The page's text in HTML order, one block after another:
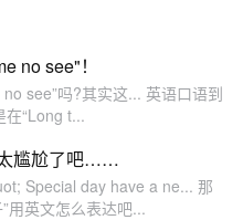
no see"！
see”吗?其实这... 英语口语到
“Long t...
尴尬了吧……
Special day have a ne... 那
用英文怎么表达吧...